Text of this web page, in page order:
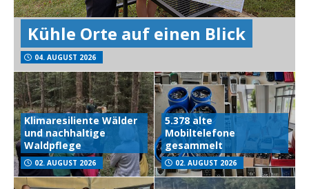
Kühle Orte auf einen Blick
04. AUGUST 2026
Klimaresiliente Wälder
und nachhaltige
Waldpflege
02. AUGUST 2026
5.378 alte
Mobiltelefone
gesammelt
02. AUGUST 2026